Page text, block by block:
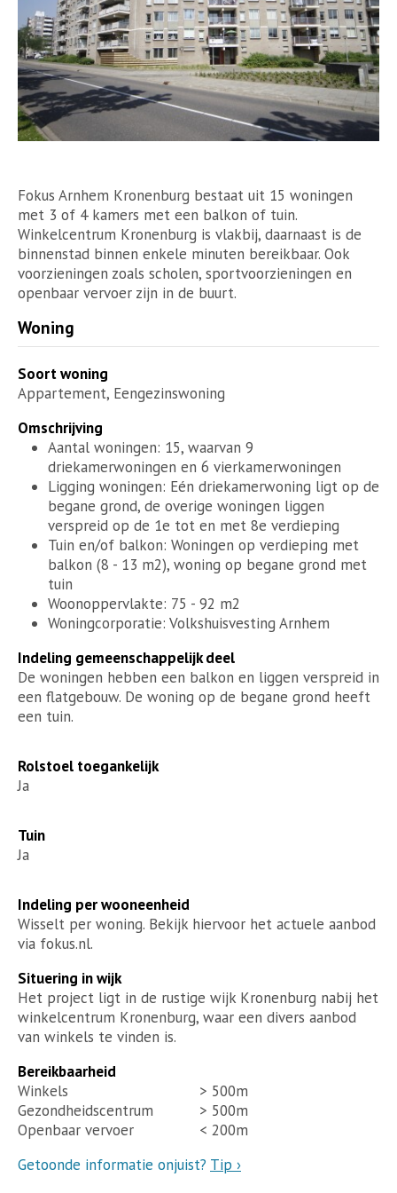
Fokus Arnhem Kronenburg bestaat uit 15 woningen
met 3 of 4 kamers met een balkon of tuin.
Winkelcentrum Kronenburg is vlakbij, daarnaast is de
binnenstad binnen enkele minuten bereikbaar. Ook
voorzieningen zoals scholen, sportvoorzieningen en
openbaar vervoer zijn in de buurt.
Woning
Soort woning
Appartement, Eengezinswoning
Omschrijving
Aantal woningen: 15, waarvan 9
driekamerwoningen en 6 vierkamerwoningen
Ligging woningen: Eén driekamerwoning ligt op de
begane grond, de overige woningen liggen
verspreid op de 1e tot en met 8e verdieping
Tuin en/of balkon: Woningen op verdieping met
balkon (8 - 13 m2), woning op begane grond met
tuin
Woonoppervlakte: 75 - 92 m2
Woningcorporatie: Volkshuisvesting Arnhem
Indeling gemeenschappelijk deel
De woningen hebben een balkon en liggen verspreid in
een flatgebouw. De woning op de begane grond heeft
een tuin.
Rolstoel toegankelijk
Ja
Tuin
Ja
Indeling per wooneenheid
Wisselt per woning. Bekijk hiervoor het actuele aanbod
via fokus.nl.
Situering in wijk
Het project ligt in de rustige wijk Kronenburg nabij het
winkelcentrum Kronenburg, waar een divers aanbod
van winkels te vinden is.
Bereikbaarheid
Winkels
> 500m
Gezondheidscentrum
> 500m
Openbaar vervoer
< 200m
Getoonde informatie onjuist? Tip ›